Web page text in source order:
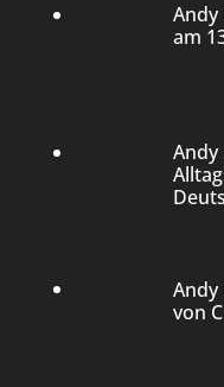
Andy
am
Andy
Andy
von